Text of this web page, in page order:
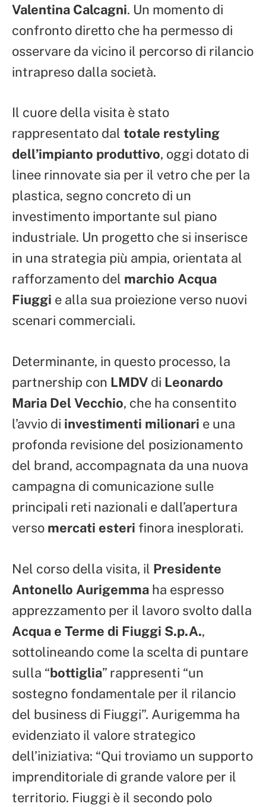
Valentina Calcagni. Un momento di
confronto diretto che ha permesso di
osservare da vicino il percorso di rilancio
intrapreso dalla società.
Il cuore della visita è stato
rappresentato dal totale restyling
dell’impianto produttivo, oggi dotato di
linee rinnovate sia per il vetro che per la
plastica, segno concreto di un
investimento importante sul piano
industriale. Un progetto che si inserisce
in una strategia più ampia, orientata al
rafforzamento del marchio Acqua
Fiuggi e alla sua proiezione verso nuovi
scenari commerciali.
Determinante, in questo processo, la
partnership con LMDV di Leonardo
Maria Del Vecchio, che ha consentito
l’avvio di investimenti milionari e una
profonda revisione del posizionamento
del brand, accompagnata da una nuova
campagna di comunicazione sulle
principali reti nazionali e dall’apertura
verso mercati esteri finora inesplorati.
Nel corso della visita, il Presidente
Antonello Aurigemma ha espresso
apprezzamento per il lavoro svolto dalla
Acqua e Terme di Fiuggi S.p.A.,
sottolineando come la scelta di puntare
sulla “bottiglia” rappresenti “un
sostegno fondamentale per il rilancio
del business di Fiuggi”. Aurigemma ha
evidenziato il valore strategico
dell’iniziativa: “Qui troviamo un supporto
imprenditoriale di grande valore per il
territorio. Fiuggi è il secondo polo